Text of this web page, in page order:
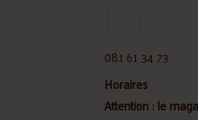
081 61 34 73
Horaires
Attention : le